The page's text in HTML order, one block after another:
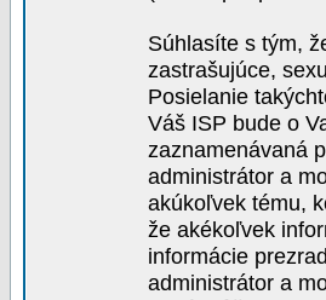
Súhlasíte s tým,
zastrašujúce,
Posielanie
Váš ISP bude o
zaznamenávaná
administrátor a
akúkoľvek tému,
že akékoľvek
informácie
administrátor a